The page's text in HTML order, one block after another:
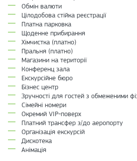
Обмін валюти
Цілодобова стійка реєстрації
Платна парковка
Щоденне прибирання
Хімчистка (платно)
Пральня (платно)
Магазини на території
Конференц зала
Екскурсійне бюро
Бізнес центр
Зручності для гостей з обмеженими
Сімейні номери
Окремий VIP-поверх
Платний трансфер з/до аеропорту
Організація екскурсій
Дискотека
Анімація